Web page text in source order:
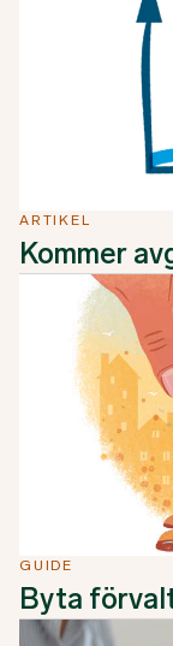
ARTIKEL
Kommer
GUIDE
Byta